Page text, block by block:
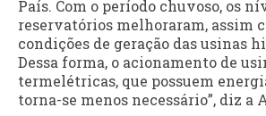
País. Com o período chuvoso, os
reservatórios melhoraram, assim
condições de geração das usinas
Dessa forma, o acionamento de
termelétricas, que possuem
torna-se menos necessário”, diz a